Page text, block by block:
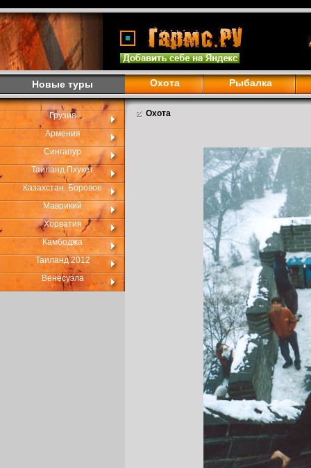
Новые туры Охота Рыбалка
Грузия
Армения
Сингапур
Таиланд Пхукет
Казахстан. Боровое
Маврикий
Хорватия
Камбоджа
Таиланд 2012
Венесуэла
Охота